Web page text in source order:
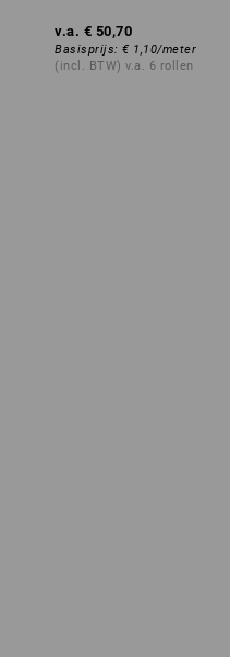
v.a. € 50,70
Basisprijs:€ 1,10/meter
(incl. BTW) v.a. 6 rollen